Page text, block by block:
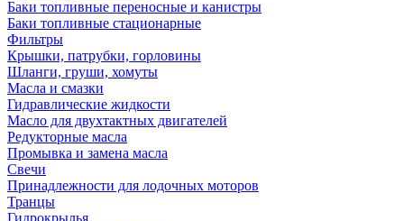
Баки топливные переносные и канистры
Баки топливные стационарные
Фильтры
Крышки, патрубки, горловины
Шланги, груши, хомуты
Масла и смазки
Гидравлические жидкости
Масло для двухтактных двигателей
Редукторные масла
Промывка и замена масла
Свечи
Принадлежности для лодочных моторов
Транцы
Гидрокрылья